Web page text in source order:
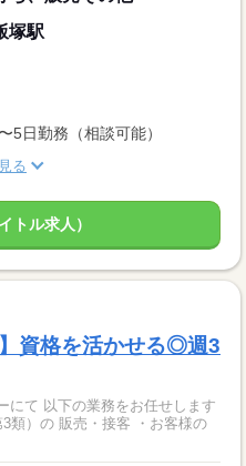
塚駅
日勤務（相談可能）
る
トル求人）
資格を活かせる◎週3
にて 以下の業務をお任せします
類）の 販売・接客 ・お客様の